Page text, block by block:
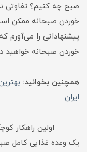
صبح چه کنیم؟ تفاوتی
خوردن صبحانه ممکن
پیشنهاداتی را می‌آورم
خوردن صبحانه خواهید
همچنین بخوانید:
ایران
اولین راهکار
یک وعده غذایی کامل